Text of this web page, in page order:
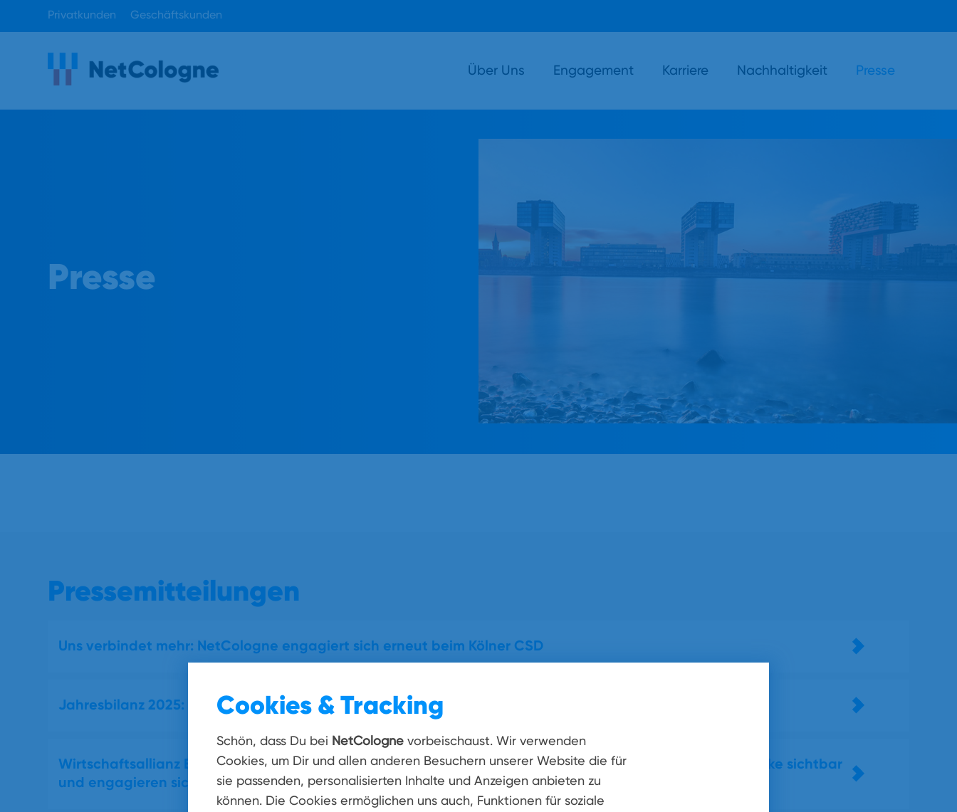
Cookies & Tracking
Schön, dass Du bei NetCologne vorbeischaust. Wir verwenden
Cookies, um Dir und allen anderen Besuchern unserer Website die für
sie passenden, personalisierten Inhalte und Anzeigen anbieten zu
können. Die Cookies ermöglichen uns auch, Funktionen für soziale
Privatkunden Geschäftskunden
Über Uns Engagement Karriere Nachhaltigkeit Presse
Presse
Pressemitteilungen
Uns verbindet mehr: NetCologne engagiert sich erneut beim Kölner CSD
Jahresbilanz 2025: NetCologne investiert so viel wie nie und bringt Glasfaser in immer mehr Wohnzimmer
Wirtschaftsallianz Exzellent Köln gegründet: 25 führende Unternehmen machen Kölns wirtschaftliche Stärke sichtbar
und engagieren sich für einen wirtschaftsfreundlicheren Standort